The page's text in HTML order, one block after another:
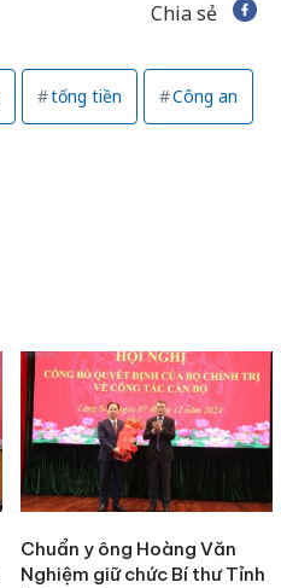
Chia sẻ
tống tiền Công an
Chuẩn y ông Hoàng Văn
Nghiệm giữ chức Bí thư Tỉnh